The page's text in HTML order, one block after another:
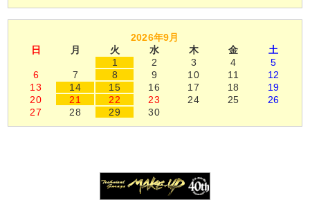
2026年9月
日
月 火 水 木 金
土
1
2 3 4
5
6
7 8 9 10 11
12
13
14 15 16 17 18
19
20
21 22 23 24 25
26
27
28 29 30